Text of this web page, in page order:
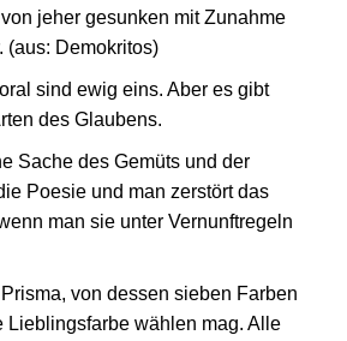
jeher gesunken mit Zunahme
(aus: Demokritos)
sind ewig eins. Aber es gibt
des Glaubens.
Sache des Gemüts und der
Poesie und man zerstört das
man sie unter Vernunftregeln
von dessen sieben Farben
Lieblingsfarbe wählen mag. Alle